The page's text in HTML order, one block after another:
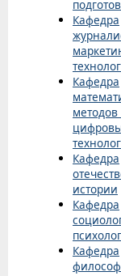
Кафедра
Кафедра
методов
Кафедра
истории
Кафедра
Кафедра